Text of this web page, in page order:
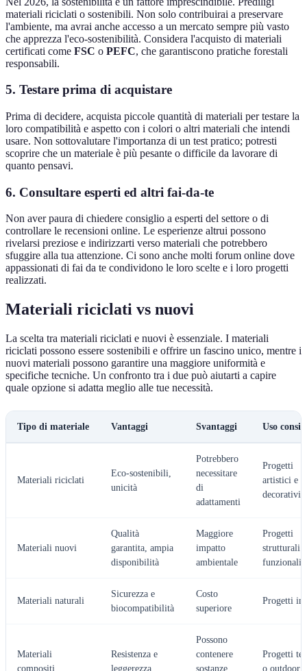
materiali riciclati o sostenibili. Non solo contribuirai a preservare
l'ambiente, ma avrai anche accesso a un mercato sempre più vasto
che apprezza l'eco-sostenibilità. Considera l'acquisto di materiali
certificati come FSC o PEFC, che garantiscono pratiche forestali
responsabili.
5. Testare prima di acquistare
Prima di decidere, acquista piccole quantità di materiali per testare la
loro compatibilità e aspetto con i colori o altri materiali che intendi
usare. Non sottovalutare l'importanza di un test pratico; potresti
scoprire che un materiale è più pesante o difficile da lavorare di
quanto pensavi.
6. Consultare esperti ed altri fai-da-te
Non aver paura di chiedere consiglio a esperti del settore o di
controllare le recensioni online. Le esperienze altrui possono
rivelarsi preziose e indirizzarti verso materiali che potrebbero
sfuggire alla tua attenzione. Ci sono anche molti forum online dove
appassionati di fai da te condividono le loro scelte e i loro progetti
realizzati.
Materiali riciclati vs nuovi
La scelta tra materiali riciclati e nuovi è essenziale. I materiali
riciclati possono essere sostenibili e offrire un fascino unico, mentre i
nuovi materiali possono garantire una maggiore uniformità e
specifiche tecniche. Un confronto tra i due può aiutarti a capire
quale opzione si adatta meglio alle tue necessità.
Tipo di materiale Vantaggi Svantaggi Uso
Materiali riciclati
Eco-sostenibili,
unicità
Potrebbero
necessitare
di
adattamenti
Progetti
artistici e
decorativi
Materiali nuovi
Qualità
garantita, ampia
disponibilità
Maggiore
impatto
ambientale
Progetti
strutturali e
funzionali
Materiali naturali
Sicurezza e
biocompatibilità
Costo
superiore
Progetti
Materiali
compositi
Resistenza e
leggerezza
Possono
contenere
sostanze
Progetti
o outdoor